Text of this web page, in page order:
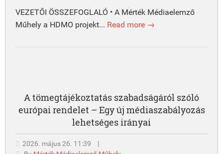
VEZETŐI ÖSSZEFOGLALÓ • A Mérték Médiaelemző
Műhely a HDMO projekt... Read more →
A tömegtájékoztatás szabadságáról szóló
európai rendelet – Egy új médiaszabályozás
lehetséges irányai
2026. május 26. 11:39
|